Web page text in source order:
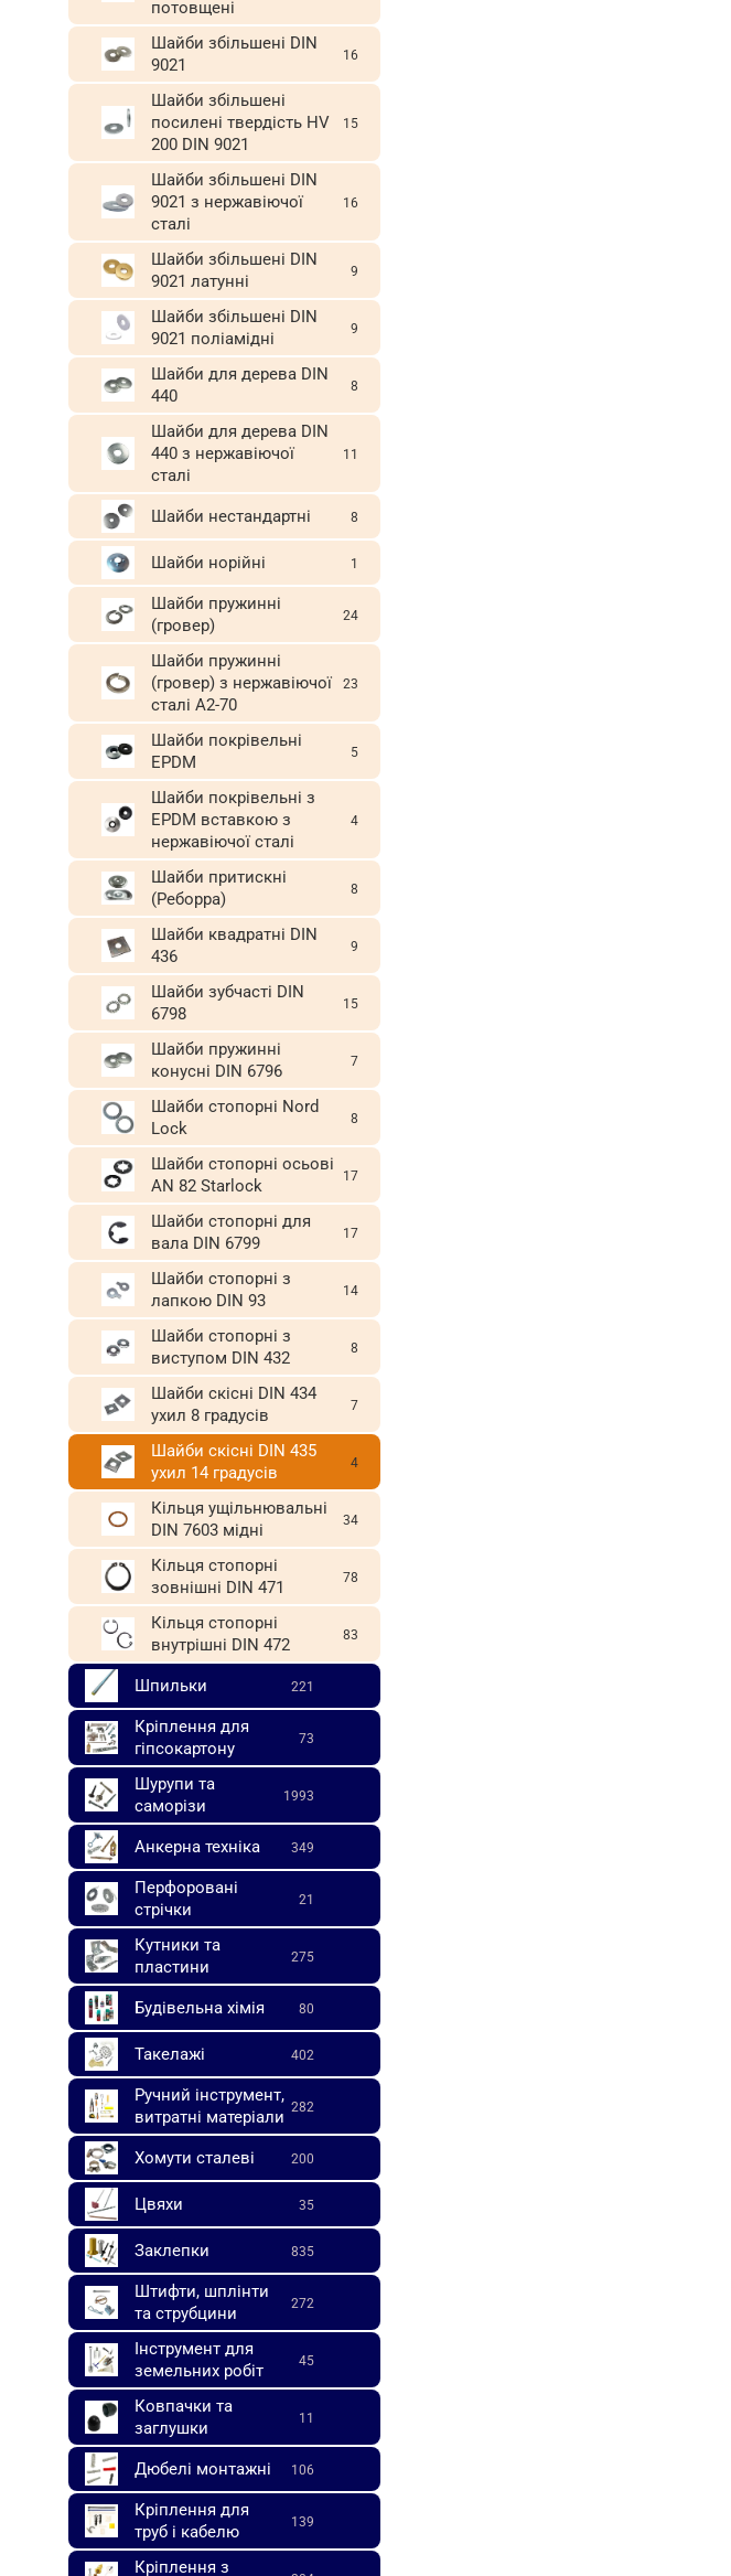
потовщені
Шайби збільшені DIN
9021
16
Шайби збільшені
посилені твердість HV
200 DIN 9021
15
Шайби збільшені DIN
9021 з нержавіючої
сталі
16
Шайби збільшені DIN
9021 латунні
9
Шайби збільшені DIN
9021 поліамідні
9
Шайби для дерева DIN
440
8
Шайби для дерева DIN
440 з нержавіючої
сталі
11
Шайби нестандартні 8
Шайби норійні 1
Шайби пружинні
(гровер)
24
Шайби пружинні
(гровер) з нержавіючої
сталі A2-70
23
Шайби покрівельні
EPDM
5
Шайби покрівельні з
EPDM вставкою з
нержавіючої сталі
4
Шайби притискні
(Реборра)
8
Шайби квадратні DIN
436
9
Шайби зубчасті DIN
6798
15
Шайби пружинні
конусні DIN 6796
7
Шайби стопорні Nord
Lock
8
Шайби стопорні осьові
AN 82 Starlock
17
Шайби стопорні для
вала DIN 6799
17
Шайби стопорні з
лапкою DIN 93
14
Шайби стопорні з
виступом DIN 432
8
Шайби скісні DIN 434
ухил 8 градусів
7
Шайби скісні DIN 435
ухил 14 градусів
4
Кільця ущільнювальні
DIN 7603 мідні
34
Кільця стопорні
зовнішні DIN 471
78
Кільця стопорні
внутрішні DIN 472
83
Шпильки 221
Кріплення для
гіпсокартону
73
Шурупи та
саморізи
1993
Анкерна техніка 349
Перфоровані
стрічки
21
Кутники та
пластини
275
Будівельна хімія 80
Такелажі 402
Ручний інструмент,
витратні матеріали 282
Хомути сталеві 200
Цвяхи 35
Заклепки 835
Штифти, шплінти
та струбцини
272
Інструмент для
земельних робіт
45
Ковпачки та
заглушки
11
Дюбелі монтажні 106
Кріплення для
труб і кабелю
139
Кріплення з